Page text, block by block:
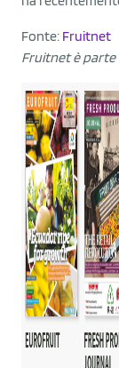
Fonte: Fruitnet
Fruitnet è parte